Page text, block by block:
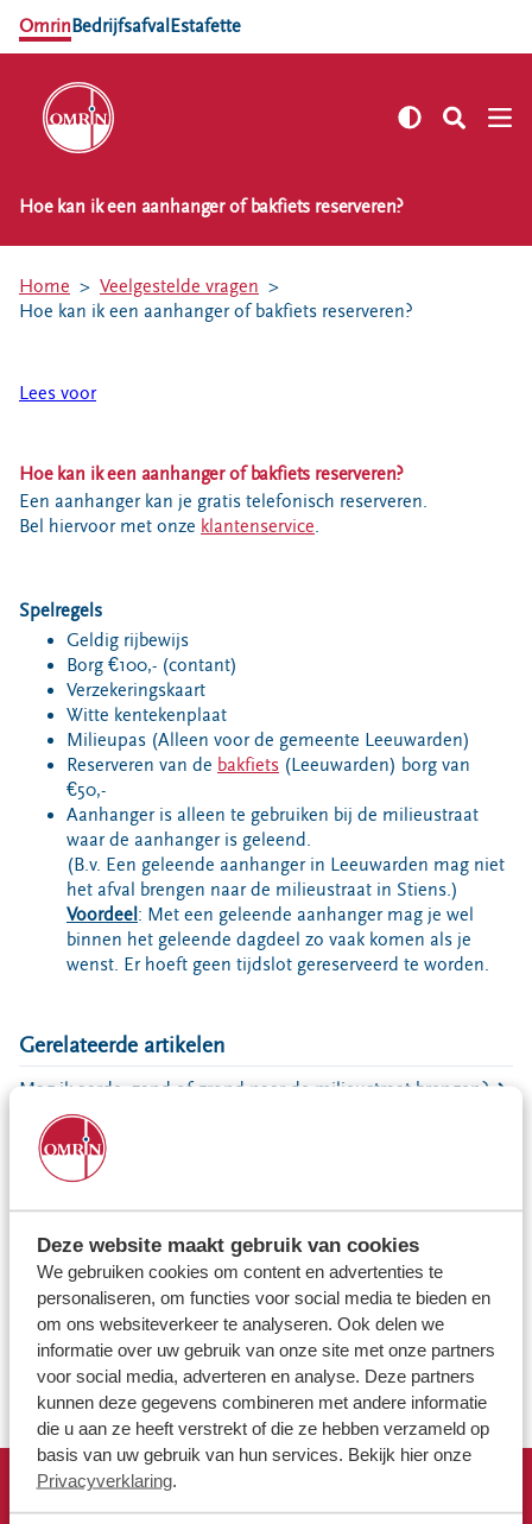
Deze website maakt gebruik van cookies
We gebruiken cookies om content en advertenties te
personaliseren, om functies voor social media te bieden en
om ons websiteverkeer te analyseren. Ook delen we
informatie over uw gebruik van onze site met onze partners
voor social media, adverteren en analyse. Deze partners
kunnen deze gegevens combineren met andere informatie
die u aan ze heeft verstrekt of die ze hebben verzameld op
basis van uw gebruik van hun services. Bekijk hier onze
Privacyverklaring.
OmrinBedrijfsafval Estafette
NL EN
Afvalkalender
Milieustraten
Kringloopspullen
Afval aanmelden
Nieuws
Ontdek Omrin
Over Omrin
Hier werken we aan
Ecopark De Wierde
Reststoffen Energie Centrale
Projecten
Contact
Storing, klacht of vraag
Klantenservice SYP
Pers
Locaties
Werken bij
Hoe kan ik een aanhanger of bakfiets reserveren?
Home
Veelgestelde vragen
Hoe kan ik een aanhanger of bakfiets reserveren?
Lees voor
Hoe kan ik een aanhanger of bakfiets reserveren?
Een aanhanger kan je gratis telefonisch reserveren.
Bel hiervoor met onze klantenservice.
Spelregels
Geldig rijbewijs
Borg €100,- (contant)
Verzekeringskaart
Witte kentekenplaat
Milieupas (Alleen voor de gemeente Leeuwarden)
Reserveren van de bakfiets (Leeuwarden) borg van
€50,-
Aanhanger is alleen te gebruiken bij de milieustraat
waar de aanhanger is geleend.
(B.v. Een geleende aanhanger in Leeuwarden mag niet
het afval brengen naar de milieustraat in Stiens.)
Voordeel : Met een geleende aanhanger mag je wel
binnen het geleende dagdeel zo vaak komen als je
wenst. Er hoeft geen tijdslot gereserveerd te worden.
Gerelateerde artikelen
Mag ik aarde, zand of grond naar de milieustraat brengen?
Milieupas aanvragen
Wat is klein chemisch afval / KCA?
Tarieven milieustraten per gemeente
Hoe kan ik asbest afvoeren en inleveren?
Annuleren afspraak milieustraat
Snel naar